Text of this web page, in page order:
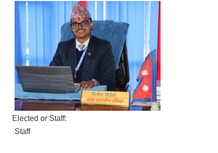
Elected or Staff:
Staff